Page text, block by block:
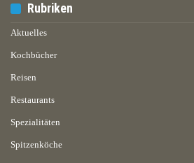
Rubriken
Aktuelles
Kochbücher
Reisen
Restaurants
Spezialitäten
Spitzenköche